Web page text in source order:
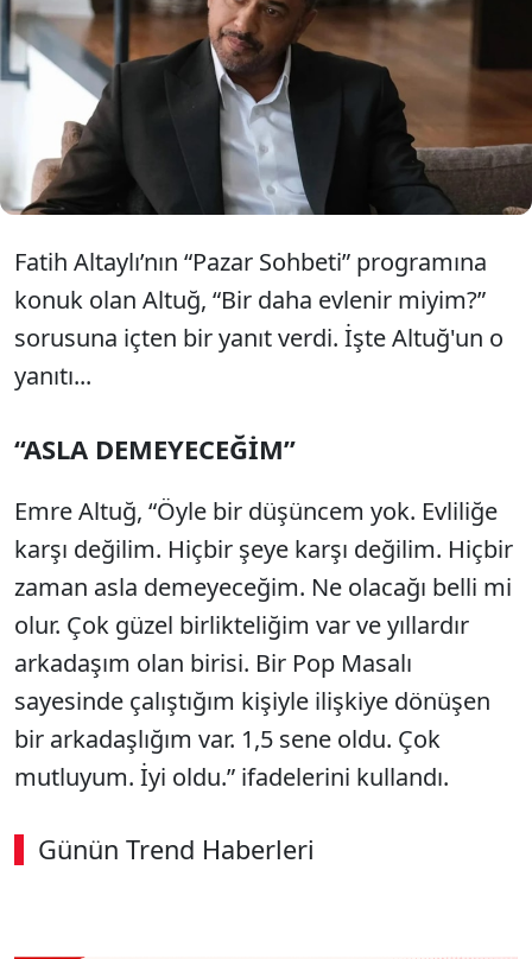
Emre Altuğ, katıldığı bir programda özel
hayatına dair dikkat çeken açıklamalarda
bulundu. Ünlü isim, yeniden evlilik
sorusuna verdiği yanıtla gündem oldu.
Fatih Altaylı’nın “Pazar Sohbeti” programına
konuk olan Altuğ, “Bir daha evlenir miyim?”
sorusuna içten bir yanıt verdi. İşte Altuğ'un o
yanıtı...
“ASLA DEMEYECEĞİM”
Emre Altuğ, “Öyle bir düşüncem yok. Evliliğe
karşı değilim. Hiçbir şeye karşı değilim. Hiçbir
zaman asla demeyeceğim. Ne olacağı belli mi
olur. Çok güzel birlikteliğim var ve yıllardır
arkadaşım olan birisi. Bir Pop Masalı
sayesinde çalıştığım kişiyle ilişkiye dönüşen
bir arkadaşlığım var. 1,5 sene oldu. Çok
mutluyum. İyi oldu.” ifadelerini kullandı.
Günün Trend Haberleri